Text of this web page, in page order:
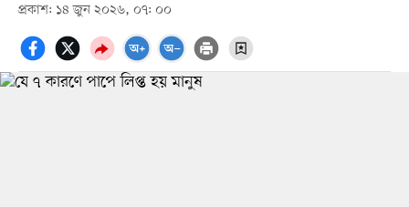
প্রকাশ: ১৪ জুন ২০২৬, ০৭: ০০